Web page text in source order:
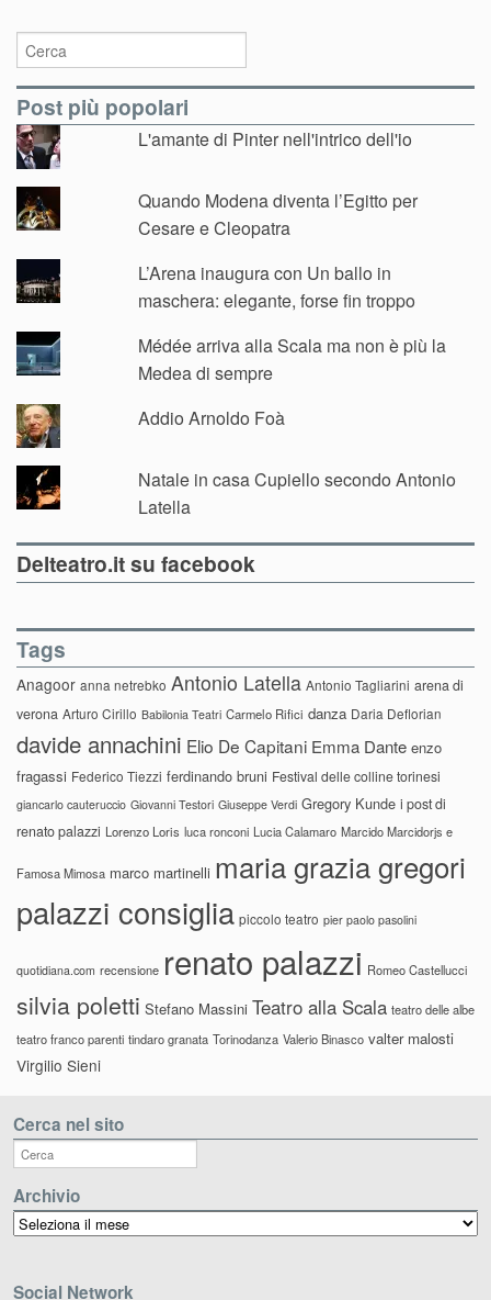
Post più popolari
L'amante di Pinter nell'intrico dell'io
Quando Modena diventa l’Egitto per
Cesare e Cleopatra
L’Arena inaugura con Un ballo in
maschera: elegante, forse fin troppo
Médée arriva alla Scala ma non è più la
Medea di sempre
Addio Arnoldo Foà
Natale in casa Cupiello secondo Antonio
Latella
Delteatro.it su facebook
Tags
Anagoor anna netrebko Antonio Latella Antonio Tagliarini arena di
verona Arturo Cirillo Babilonia Teatri Carmelo Rifici danza Daria Deflorian
davide annachini Elio De Capitani Emma Dante enzo
fragassi Federico Tiezzi ferdinando bruni Festival delle colline torinesi
giancarlo cauteruccio Giovanni Testori Giuseppe Verdi Gregory Kunde i post di
renato palazzi Lorenzo Loris luca ronconi Lucia Calamaro Marcido Marcidorjs e
Famosa Mimosa marco martinelli maria grazia gregori
palazzi consiglia piccolo teatro pier paolo pasolini
quotidiana.com recensione renato palazzi Romeo Castellucci
silvia poletti Stefano Massini Teatro alla Scala teatro delle albe
teatro franco parenti tindaro granata Torinodanza Valerio Binasco valter malosti
Virgilio Sieni
Cerca nel sito
Archivio
Archivio
Social Network